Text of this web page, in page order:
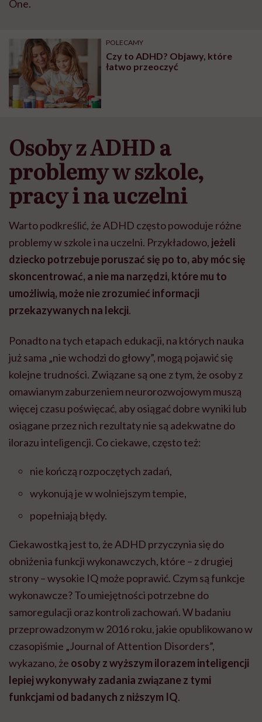
One.
POLECAMY
Czy to ADHD? Objawy, które
łatwo przeoczyć
Osoby z ADHD a
problemy w szkole,
pracy i na uczelni
Warto podkreślić, że ADHD często powoduje różne
problemy w szkole i na uczelni. Przykładowo, jeżeli
dziecko potrzebuje poruszać się po to, aby móc się
skoncentrować, a nie ma narzędzi, które mu to
umożliwią, może nie zrozumieć informacji
przekazywanych na lekcji.
Ponadto na tych etapach edukacji, na których nauka
już sama „nie wchodzi do głowy”, mogą pojawić się
kolejne trudności. Związane są one z tym, że osoby z
omawianym zaburzeniem neurorozwojowym muszą
więcej czasu poświęcać, aby osiągać dobre wyniki lub
osiągane przez nich rezultaty nie są adekwatne do
ilorazu inteligencji. Co ciekawe, często też:
nie kończą rozpoczętych zadań,
wykonują je w wolniejszym tempie,
popełniają błędy.
Ciekawostką jest to, że ADHD przyczynia się do
obniżenia funkcji wykonawczych, które – z drugiej
strony – wysokie IQ może poprawić. Czym są funkcje
wykonawcze? To umiejętności potrzebne do
samoregulacji oraz kontroli zachowań. W badaniu
przeprowadzonym w 2016 roku, jakie opublikowano w
czasopiśmie „Journal of Attention Disorders”,
wykazano, że osoby z wyższym ilorazem inteligencji
lepiej wykonywały zadania związane z tymi
funkcjami od badanych z niższym IQ.